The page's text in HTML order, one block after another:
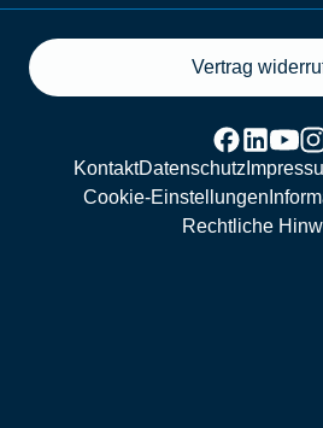
Vertrag
KontaktDatenschutz
Cookie-Einstellungen
Rechtliche